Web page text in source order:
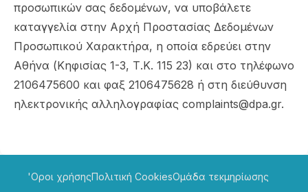
προσωπικών σας δεδομένων, να υποβάλετε
καταγγελία στην Αρχή Προστασίας Δεδομένων
Προσωπικού Χαρακτήρα, η οποία εδρεύει στην
Αθήνα (Κηφισίας 1-3, Τ.Κ. 115 23) και στο τηλέφωνο
2106475600 και φαξ 2106475628 ή στη διεύθυνση
ηλεκτρονικής αλληλογραφίας complaints@dpa.gr.
'Οροι χρήσηςΠολιτική CookiesΟμάδα τεκμηρίωσης